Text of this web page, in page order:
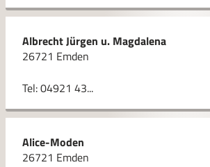
Albrecht Jürgen u. Magdalena
26721 Emden
Tel: 04921 43...
Alice-Moden
26721 Emden